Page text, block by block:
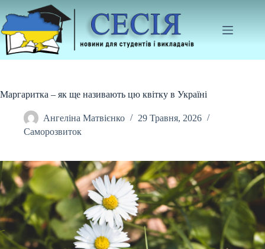
до
вмісту
Маргаритка – як ще називають цю квітку в Україні
Ангеліна Матвієнко
29 Травня, 2026
Саморозвиток